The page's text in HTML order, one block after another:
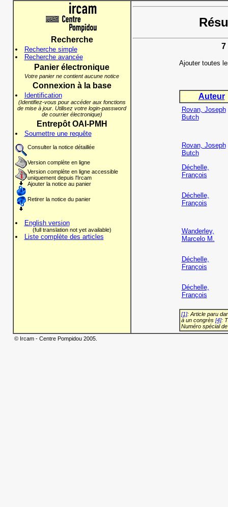
Recherche
Recherche simple
Recherche avancée
Panier électronique
Votre panier ne contient aucune notice
Connexion à la base
Identification
(Identifiez-vous pour accéder aux fonctions
de mise à jour. Utilisez votre login-password
de courrier électronique)
Entrepôt OAI-PMH
Soumettre une requête
Consulter la notice détaillée
Version complète en ligne
Version complète en ligne accessible
uniquement depuis l'Ircam
Ajouter la notice au panier
Retirer la notice du panier
English version
(full translation not yet available)
Liste complète des articles
7
Ajouter toutes
Auteur
Rovan, Joseph
Butch
Rovan, Joseph
Butch
Déchelle,
François
Déchelle,
François
Wanderley,
Marcelo M.
Déchelle,
François
Déchelle,
François
[1]: Article paru
à un congrès [4]:
Numéro spécial
© Ircam - Centre Pompidou 2005.